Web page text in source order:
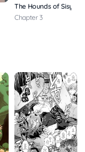
The Hounds of
Chapter 3